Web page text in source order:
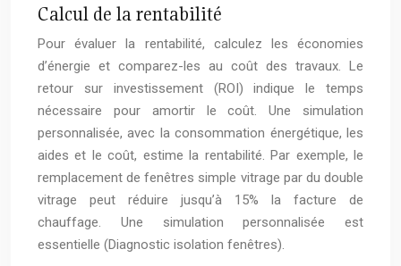
Calcul de la rentabilité
Pour évaluer la rentabilité, calculez les économies
d’énergie et comparez-les au coût des travaux. Le
retour sur investissement (ROI) indique le temps
nécessaire pour amortir le coût. Une simulation
personnalisée, avec la consommation énergétique, les
aides et le coût, estime la rentabilité. Par exemple, le
remplacement de fenêtres simple vitrage par du double
vitrage peut réduire jusqu’à 15% la facture de
chauffage. Une simulation personnalisée est
essentielle (Diagnostic isolation fenêtres).